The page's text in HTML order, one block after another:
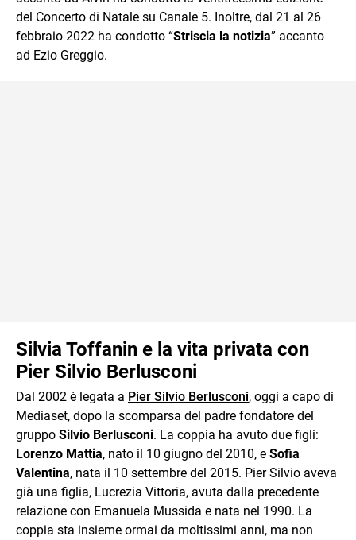
del Concerto di Natale su Canale 5. Inoltre, dal 21 al 26
febbraio 2022 ha condotto “Striscia la notizia” accanto
ad Ezio Greggio.
Silvia Toffanin e la vita privata con
Pier Silvio Berlusconi
Dal 2002 è legata a Pier Silvio Berlusconi, oggi a capo di
Mediaset, dopo la scomparsa del padre fondatore del
gruppo Silvio Berlusconi. La coppia ha avuto due figli:
Lorenzo Mattia, nato il 10 giugno del 2010, e Sofia
Valentina, nata il 10 settembre del 2015. Pier Silvio aveva
già una figlia, Lucrezia Vittoria, avuta dalla precedente
relazione con Emanuela Mussida e nata nel 1990. La
coppia sta insieme ormai da moltissimi anni, ma non